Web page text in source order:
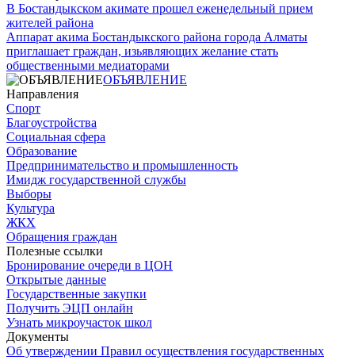
В Бостандыкском акимате прошел еженедельный прием
жителей района
Аппарат акима Бостандыкского района города Алматы
приглашает граждан, изьявляющих желание стать
общественными медиаторами
ОБЪЯВЛЕНИЕ
Направления
Спорт
Благоустройства
Социальная сфера
Образование
Предпринимательство и промышленность
Имидж государственной службы
Выборы
Культура
ЖКХ
Обращения граждан
Полезные ссылки
Бронирование очереди в ЦОН
Открытые данные
Государственные закупки
Получить ЭЦП онлайн
Узнать микроучасток школ
Документы
Об утверждении Правил осуществления государственных